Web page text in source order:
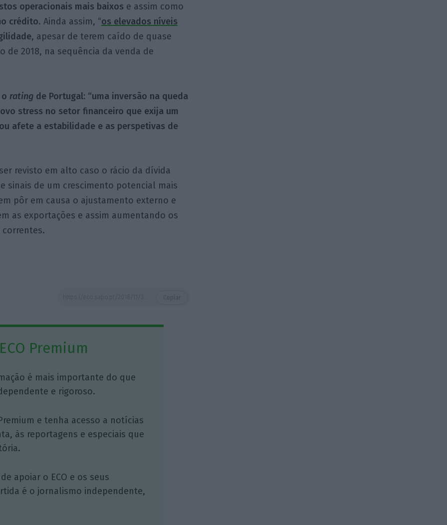
operacionais mais baixos e assim como
crédito. Ainda assim, “os elevados níveis
, apesar de terem caído de quase
de 2018, na sequência da venda de
ratingde Portugal: “uma inversão na queda
stress no setor financeiro que exija um
afete a estabilidade e as perspetivas de
revisto em alto caso o rácio da dívida
sinais de um crescimento potencial mais
pôr em causa o ajustamento externo e
as exportações e assim aumentando os
correntes.
Premium
é mais importante do que
e rigoroso.
e tenha acesso a notícias
às reportagens e especiais que
apoiar o ECO e os seus
é o jornalismo independente,